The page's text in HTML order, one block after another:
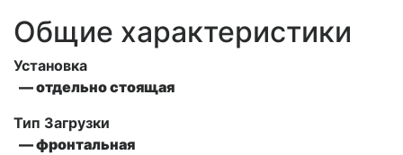
Общие характеристики
Установка
— отдельно стоящая
Тип Загрузки
— фронтальная